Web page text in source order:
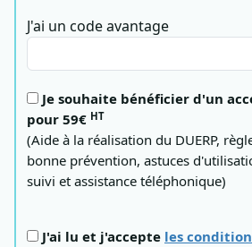
J'ai un code avantage
Je souhaite bénéficier d'un
pour 59€ HT
(Aide à la réalisation du DUERP,
bonne prévention, astuces
suivi et assistance téléphonique)
J'ai lu et j'accepte les